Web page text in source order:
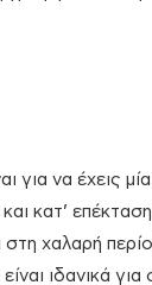
για να έχεις
κατ’
στη χαλαρή
ιδανικά για